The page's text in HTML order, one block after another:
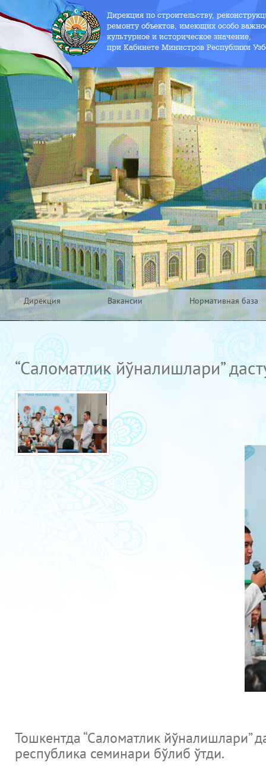
Дирекция по строительству,
ремонту объектов, имеющих особо
культурное и историческое значение,
при Кабинете Министров Республики
Дирекция Вакансии Нормативная база
“Саломатлик йўналишлари”
Тошкентда “Саломатлик йўналишлари”
республика семинари бўлиб ўтди.